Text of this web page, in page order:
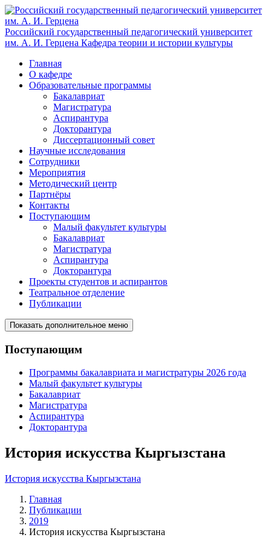
Российский государственный педагогический университет
им. А. И. Герцена Кафедра теории и истории культуры
Главная
О кафедре
Образовательные программы
Бакалавриат
Магистратура
Аспирантура
Докторантура
Диссертационный совет
Научные исследования
Сотрудники
Мероприятия
Методический центр
Партнёры
Контакты
Поступающим
Малый факультет культуры
Бакалавриат
Магистратура
Аспирантура
Докторантура
Проекты студентов и аспирантов
Театральное отделение
Публикации
Показать дополнительное меню
Поступающим
Программы бакалавриата и магистратуры 2026 года
Малый факультет культуры
Бакалавриат
Магистратура
Аспирантура
Докторантура
История искусства Кыргызстана
История искусства Кыргызстана
Главная
Публикации
2019
История искусства Кыргызстана